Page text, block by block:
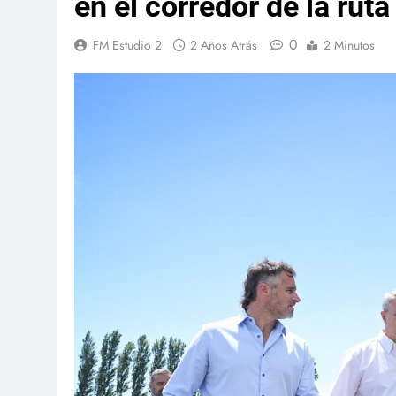
FM Estudio 2 2 Años Atrás 0 2 Minutos